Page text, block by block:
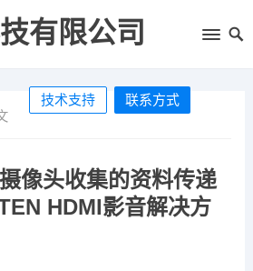
有限公司
技术支持 联系方式
像头收集的资料传递
HDMI影音解决方